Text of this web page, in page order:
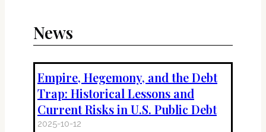
News
Empire, Hegemony, and the Debt
Trap: Historical Lessons and
Current Risks in U.S. Public Debt
2025-10-12